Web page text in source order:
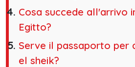
Cosa succede all'arrivo
Egitto?
Serve il passaporto per
el sheik?